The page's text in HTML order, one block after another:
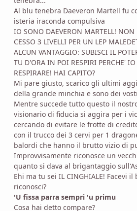
Al blu tenebra Daeveron Martell fu
isteria iraconda compulsiva
IO SONO DAEVERON MARTELL! NON
CESSO 3 LIVELLI PER UN LEP
ALCUN VANTAGGIO: SUBISCI IL
TU D'ORA IN POI RESPIRI PERCHE'
RESPIRARE! HAI CAPITO?
Mi pare giusto, scarico gli ultimi
della grande minchia e sono dei
Mentre succede tutto questo il
visionario di fiducia si aggira per i
cercando di evitare le frotte di
con il trucco dei 3 cervi per 1
balordi che hanno il brutto vizio di
Improvvisamente riconosce un
quanto si dava al brigantaggio
Ehi ma tu sei IL CINGHIALE! Facevi
riconosci?
'U fissa parra sempri 'u primu
Cosa hai detto compare?